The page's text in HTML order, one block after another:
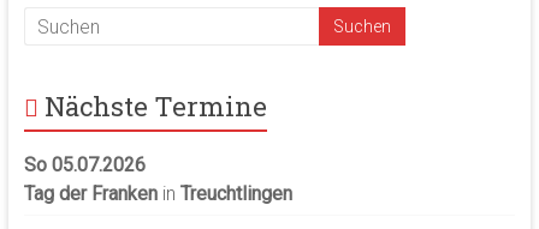
Nächste Termine
So 05.07.2026
Tag der Frankenin Treuchtlingen